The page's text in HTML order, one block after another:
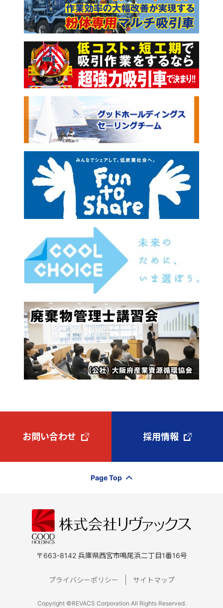
お問い合わせ 採用情報
Page Top
〒663-8142 兵庫県西宮市鳴尾浜二丁目1番16号
プライバシーポリシー サイトマップ
Copyright ©REVACS Corporation All Rights Reserved.